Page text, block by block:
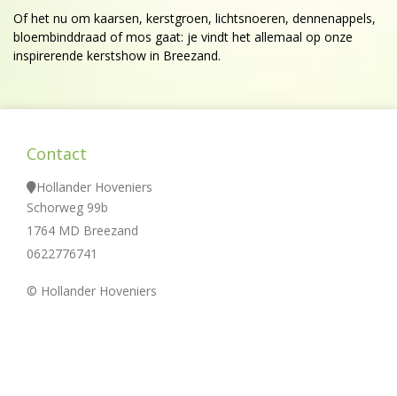
Of het nu om kaarsen, kerstgroen, lichtsnoeren, dennenappels,
bloembinddraad of mos gaat: je vindt het allemaal op onze
inspirerende kerstshow in Breezand.
Contact
Hollander Hoveniers
Schorweg 99b
1764 MD Breezand
0622776741
© Hollander Hoveniers